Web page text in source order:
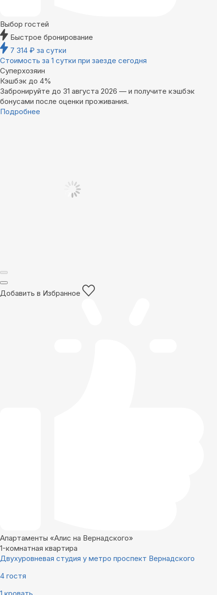
Выбор гостей
Быстрое бронирование
7 314 ₽ за сутки
Стоимость за 1 сутки при заезде сегодня
Суперхозяин
Кэшбэк до 4%
Забронируйте до 31 августа 2026 — и получите кэшбэк
бонусами после оценки проживания.
Подробнее
Добавить в Избранное
Апартаменты «Алис на Вернадского»
1-комнатная квартира
Двухуровневая студия у метро проспект Вернадского
4 гостя